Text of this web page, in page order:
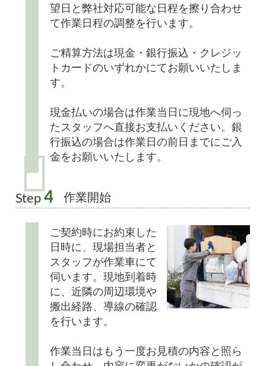
望日と弊社対応可能な日程を擦り合わせ
て作業日程の調整を行います。
ご精算方法は現金・銀行振込・クレジッ
トカードのいずれかにてお願いいたしま
す。
現金払いの場合は作業当日に現地へ伺っ
たスタッフへ直接お支払いください。銀
行振込の場合は作業日の前日までにご入
金をお願いいたします。
Step 4 作業開始
ご契約時にお約束した
日時に、現場担当者と
スタッフが作業車にて
伺います。現地到着時
に、近隣の周辺環境や
搬出経路、導線の確認
を行います。
作業当日はもう一度お見積の内容と照ら